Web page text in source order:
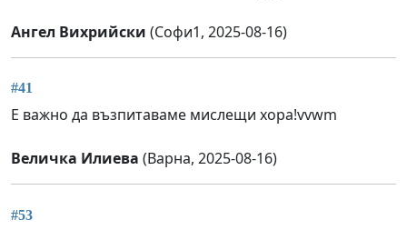
Ангел Вихрийски (Софи1, 2025-08-16)
#41
Е важно да възпитаваме мислещи хора!vvwm
Величка Илиева (Варна, 2025-08-16)
#53